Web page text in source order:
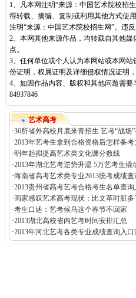
1、凡本网注明“来源：中国艺术院校招
得转载、摘编、复制或利用其他方式使
注明“来源：中国艺术院校招生网”。违
2、本网其他来源作品，均转载自其他
点。
3、任何单位或个人认为本网站或本网
份证明，权属证明及详细侵权情况证明
4、如因作品内容、版权和其他问题需
84937846
艺术高考
·36所省外高校月底来青招生 艺考“战场”
·2013年艺考生拿到合格资格后怎样备
·明年起拟提高艺术类文化课分数线
·2013年湖北艺考逆势升温 5万艺考生撬
·海南省高考艺术类专业2013统考成绩查
·2013贵州省高考艺考合格考生名单查询
·画家感叹艺术高考现状：比文革时脏多
·考生口述：艺考候鸟这个春节不回家
·2013湖北高校省内艺考时间安排汇总
·2013年河北艺考各类专业成绩查询入口